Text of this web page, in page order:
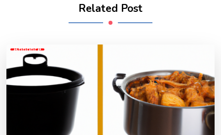
Related Post
Annonce